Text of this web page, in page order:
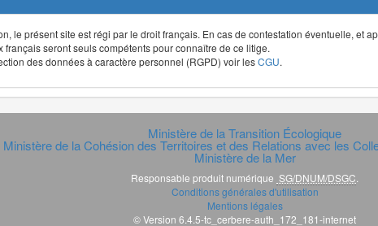
le présent site est régi par le droit français. En cas de contestation éventuelle, et
seront seuls compétents pour connaître de ce litige.
des données à caractère personnel (RGPD) voir lesCGU.
Ministère de la Transition Écologique
Ministère de la Cohésion des Territoires et des Relations avec les
Ministère de la Mer
Responsable produit numérique SG/DNUM/DSGC
Conditions générales d'utilisation
Mentions légales
© Version 6.4.5-tc_cerbere-auth_172_181-internet